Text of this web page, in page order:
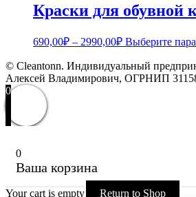
Краски для обувной
690,00₽ – 2990,00₽Диапазон
690,00₽
–
Выберите
© Cleantonn. Индивидуальный
Алексей Владимирович, ОГРНИП
0
0
Ваша корзина
Your cart is empty Return to Shop